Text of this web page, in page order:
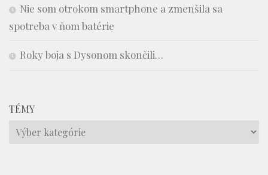
Nie som otrokom smartphone a zmenšila sa
spotreba v ňom batérie
Roky boja s Dysonom skončili…
TÉMY
Témy